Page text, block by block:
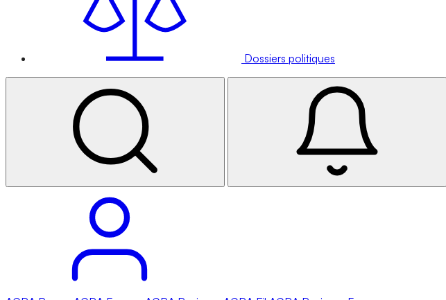
Dossiers politiques